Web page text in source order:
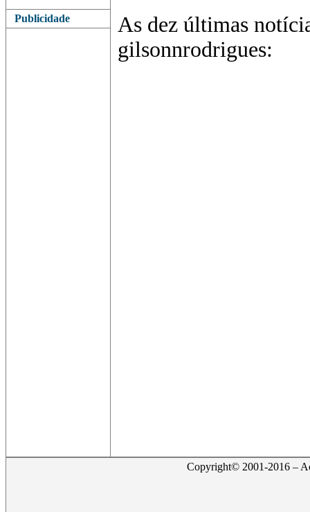
Publicidade
As dez últimas
gilsonnrodrigues:
Copyright© 2001-2016 –